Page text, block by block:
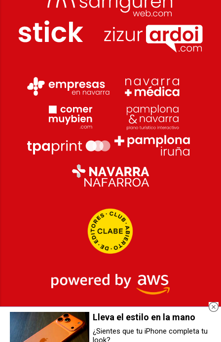
2026© Grupo Comunikaze
Lleva el estilo en la mano
¿Sientes que tu iPhone completa tu
look?